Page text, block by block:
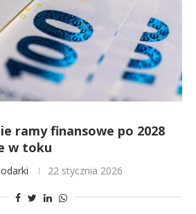
ramy finansowe po 2028
w toku
22 stycznia 2026